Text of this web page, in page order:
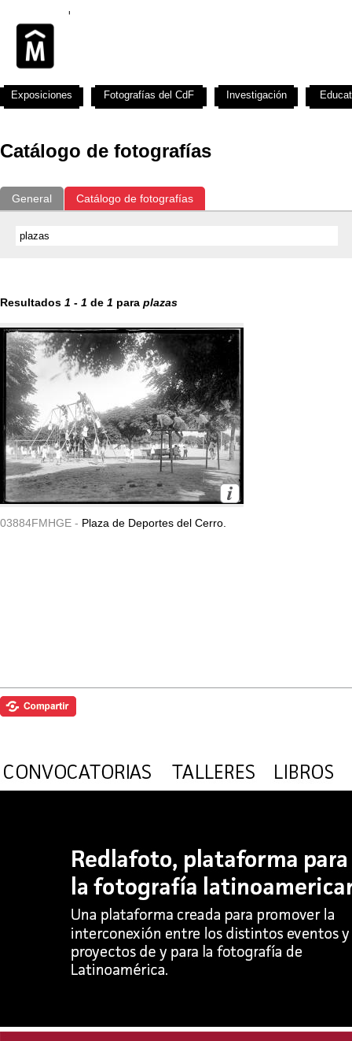
Catálogo de fotografías
General Catálogo de fotografías
Resultados 1 - 1 de 1 para plazas
03884FMHGE - Plaza de Deportes del Cerro.
Exposiciones Fotografías del CdF Investigación